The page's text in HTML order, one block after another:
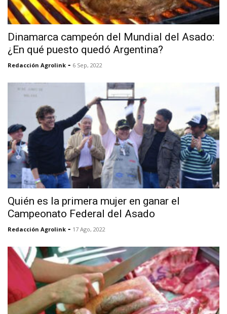
Dinamarca campeón del Mundial del Asado:
¿En qué puesto quedó Argentina?
Redacción Agrolink - 6 Sep, 2022
Quién es la primera mujer en ganar el
Campeonato Federal del Asado
Redacción Agrolink - 17 Ago, 2022